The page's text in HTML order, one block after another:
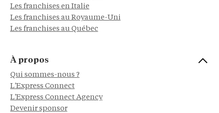
Les franchises en Italie
Les franchises au Royaume-Uni
Les franchises au Québec
À propos
Qui sommes-nous ?
L'Express Connect
L'Express Connect Agency
Devenir sponsor